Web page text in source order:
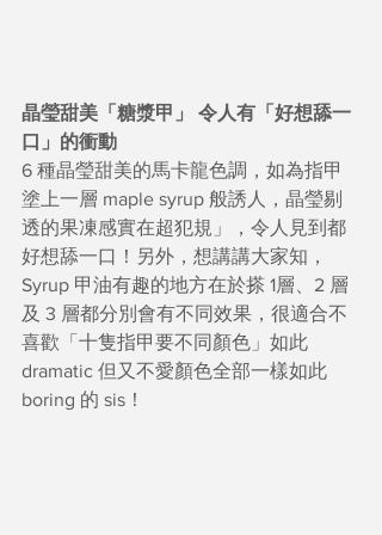
晶瑩甜美「糖漿甲」 令人有「好想舔一
口」的衝動
6 種晶瑩甜美的馬卡龍色調，如為指甲
塗上一層 maple syrup 般誘人，晶瑩剔
透的果凍感實在超犯規」，令人見到都
好想舔一口！另外，想講講大家知，
Syrup 甲油有趣的地方在於搽 1層、2 層
及 3 層都分別會有不同效果，很適合不
喜歡「十隻指甲要不同顏色」如此
dramatic 但又不愛顏色全部一樣如此
boring 的 sis！